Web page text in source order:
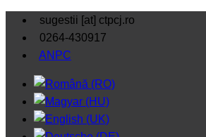
sugestii [at] ctpcj.ro
0264-430917
ANPC